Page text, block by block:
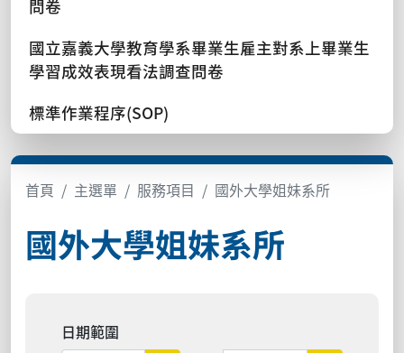
問卷
國立嘉義大學教育學系畢業生雇主對系上畢業生
學習成效表現看法調查問卷
標準作業程序(SOP)
首頁 主選單 服務項目 國外大學姐妹系所
國外大學姐妹系所
日期範圍